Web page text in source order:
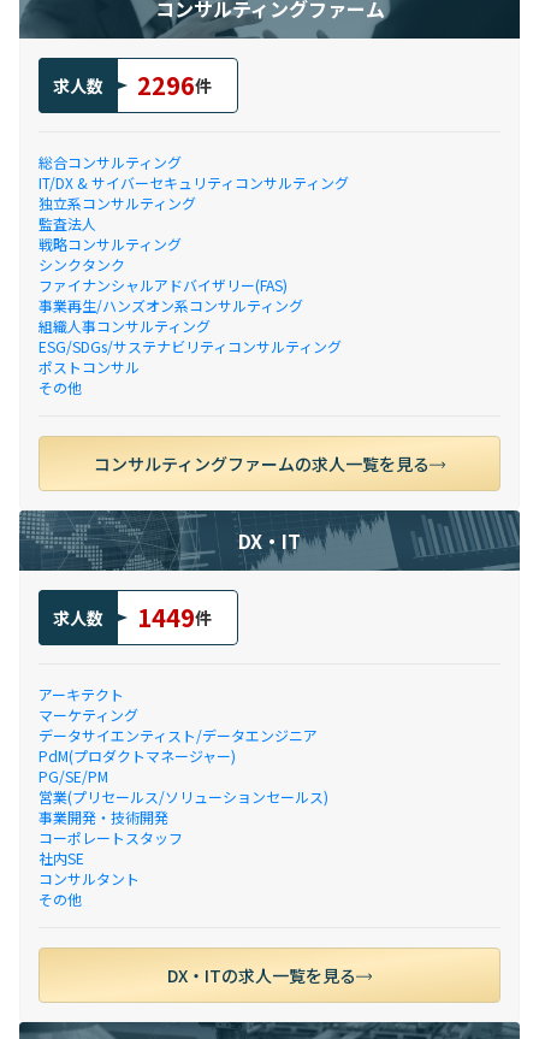
コンサルティングファーム
求人数 2296件
総合コンサルティング
IT/DX & サイバーセキュリティコンサルティング
独立系コンサルティング
監査法人
戦略コンサルティング
シンクタンク
ファイナンシャルアドバイザリー(FAS)
事業再生/ハンズオン系コンサルティング
組織人事コンサルティング
ESG/SDGs/サステナビリティコンサルティング
ポストコンサル
その他
コンサルティングファームの求人一覧を見る
DX・IT
求人数 1449件
アーキテクト
マーケティング
データサイエンティスト/データエンジニア
PdM(プロダクトマネージャー)
PG/SE/PM
営業(プリセールス/ソリューションセールス)
事業開発・技術開発
コーポレートスタッフ
社内SE
コンサルタント
その他
DX・ITの求人一覧を見る